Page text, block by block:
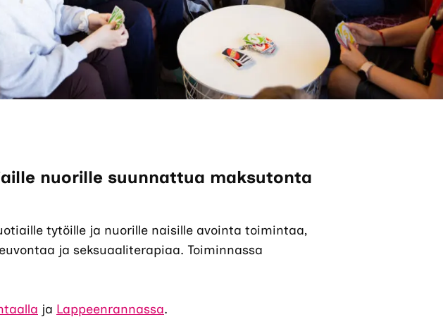
nuorille suunnattua maksutonta
tytöille ja nuorille naisille avointa toimintaa,
ja seksuaaliterapiaa. Toiminnassa
ja Lappeenrannassa.